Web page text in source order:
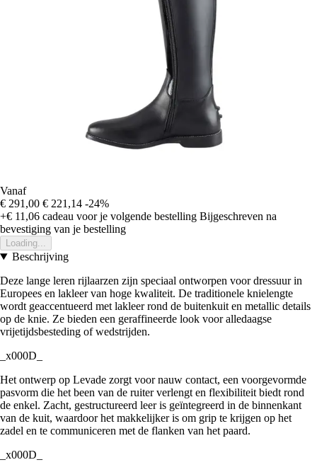
Vanaf
€ 291,00 € 221,14 -24%
+€ 11,06 cadeau voor je volgende bestelling Bijgeschreven na
bevestiging van je bestelling
Loading...
Beschrijving
Deze lange leren rijlaarzen zijn speciaal ontworpen voor dressuur in
Europees en lakleer van hoge kwaliteit. De traditionele knielengte
wordt geaccentueerd met lakleer rond de buitenkuit en metallic details
op de knie. Ze bieden een geraffineerde look voor alledaagse
vrijetijdsbesteding of wedstrijden.
_x000D_
Het ontwerp op Levade zorgt voor nauw contact, een voorgevormde
pasvorm die het been van de ruiter verlengt en flexibiliteit biedt rond
de enkel. Zacht, gestructureerd leer is geïntegreerd in de binnenkant
van de kuit, waardoor het makkelijker is om grip te krijgen op het
zadel en te communiceren met de flanken van het paard.
_x000D_